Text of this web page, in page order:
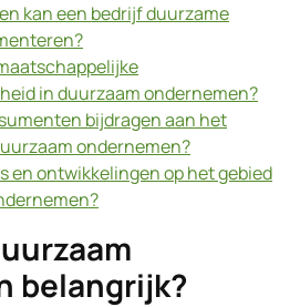
kan een bedrijf duurzame
in duurzaam ondernemen?
bijdragen aan het
ondernemen?
en ontwikkelingen op het gebied
belangrijk?